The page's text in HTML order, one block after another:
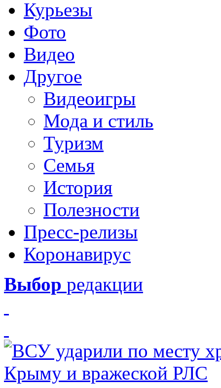
Курьезы
Фото
Видео
Другое
Видеоигры
Мода и стиль
Туризм
Семья
История
Полезности
Пресс-релизы
Коронавирус
Выбор редакции